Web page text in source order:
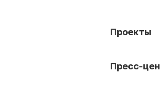
Проекты
Пресс-